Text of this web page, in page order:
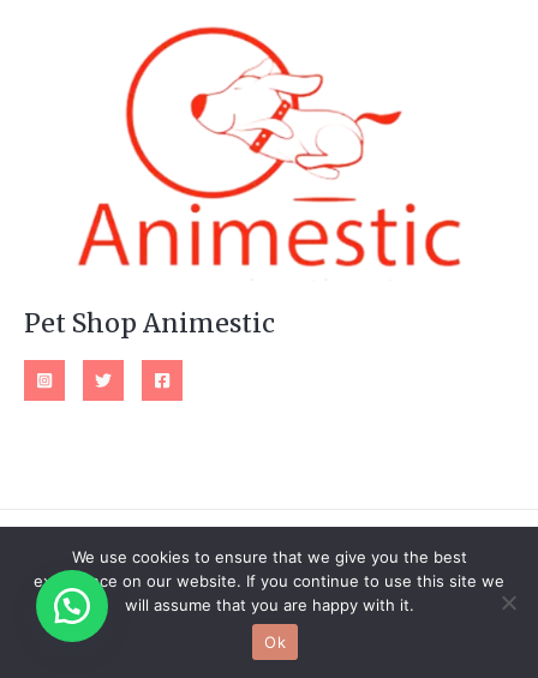
Pet Shop Animestic
Copyright © 2026 Pet Shop Animestic
Powered by Pet Shop Animestic
We use cookies to ensure that we give you the best
experience on our website. If you continue to use this site we
will assume that you are happy with it.
Ok